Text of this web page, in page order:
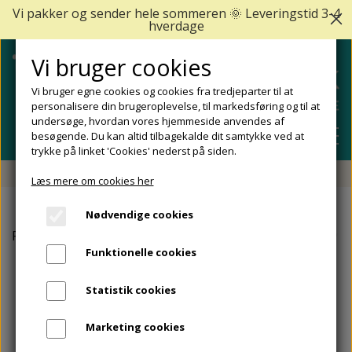
SHOP
FODCREMER
NEGLESVAMP
REDSKABER TIL FODPLEJE OG NEGLEPLEJE
FODFILE OG FODHØVLE
SÅLER, FODINDLÆG OG AFLASTNINGER
FODPROBLEMER
APOFYSITIS CALCANEI/SEVERS SYNDROM
REJSESTØRRELSER
MÆRKER
Fri fragt fra 499 DKK - Levering 1-2 hverdage
Forside
Vi bruger cookies
Vi bruger egne cookies og cookies fra tredjeparter til at
personalisere din brugeroplevelse, til markedsføring og til at
undersøge, hvordan vores hjemmeside anvendes af
besøgende. Du kan altid tilbagekalde dit samtykke ved at
trykke på linket 'Cookies' nederst på siden.
Læs mere om cookies her
Nødvendige cookies
Funktionelle cookies
Statistik cookies
Marketing cookies
Vi pakker og sender hele sommeren 🌞 Leveringstid 3-4
hverdage